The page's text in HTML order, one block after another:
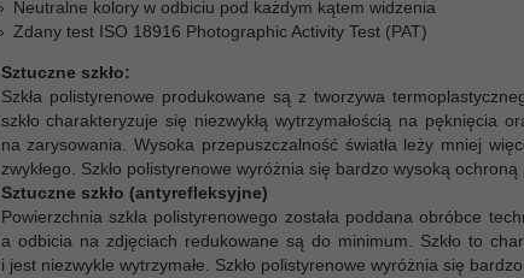
Neutralne kolory w odbiciu pod każdym kątem widzenia
Zdany test ISO 18916 Photographic Activity Test (PAT)
Sztuczne szkło:
Szkła polistyrenowe produkowane są z tworzywa
szkło charakteryzuje się niezwykłą wytrzymałością na pęknięcia
na zarysowania. Wysoka przepuszczalność światła leży mniej
zwykłego. Szkło polistyrenowe wyróżnia się bardzo wysoką
Sztuczne szkło (antyrefleksyjne)
Powierzchnia szkła polistyrenowego została poddana obróbce
a odbicia na zdjęciach redukowane są do minimum. Szkło to
i jest niezwykle wytrzymałe. Szkło polistyrenowe wyróżnia się